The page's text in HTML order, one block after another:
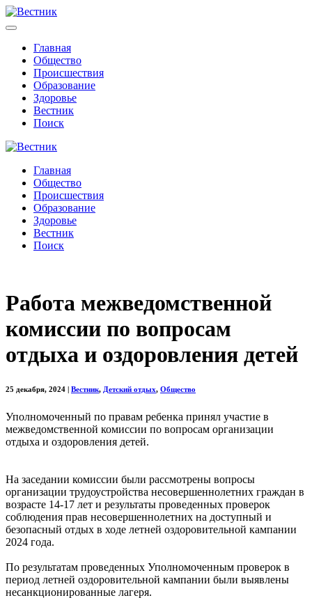
Главная
Общество
Происшествия
Образование
Здоровье
Вестник
Поиск
Главная
Общество
Происшествия
Образование
Здоровье
Вестник
Поиск
Работа межведомственной
комиссии по вопросам
отдыха и оздоровления детей
25 декабря, 2024 Вестник, Детский отдых, Общество
Уполномоченный по правам ребенка принял участие в
межведомственной комиссии по вопросам организации
отдыха и оздоровления детей.
На заседании комиссии были рассмотрены вопросы
организации трудоустройства несовершеннолетних граждан в
возрасте 14-17 лет и результаты проведенных проверок
соблюдения прав несовершеннолетних на доступный и
безопасный отдых в ходе летней оздоровительной кампании
2024 года.
По результатам проведенных Уполномоченным проверок в
период летней оздоровительной кампании были выявлены
несанкционированные лагеря.